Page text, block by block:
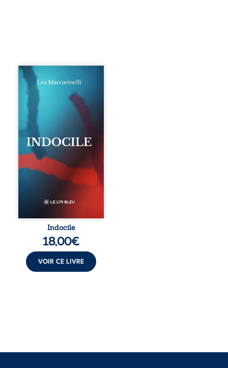
Quatre parties.
Quatre refus.
Quatre visages
d’une existence en
friction. Entre les
silences qu’on ne
déchiffre pas, les
amours qu’on
dérange, les corps
qu’on administre
et les liens qu’on
sabote, cet
ouvrage parle à
vivent trop fort,
trop vrai, trop tôt.
traversée. Une
langue nue. Une
insurrection
calme. Une
déclaration
d’existence pour ...
Indocile
18,00€
VOIR CE LIVRE